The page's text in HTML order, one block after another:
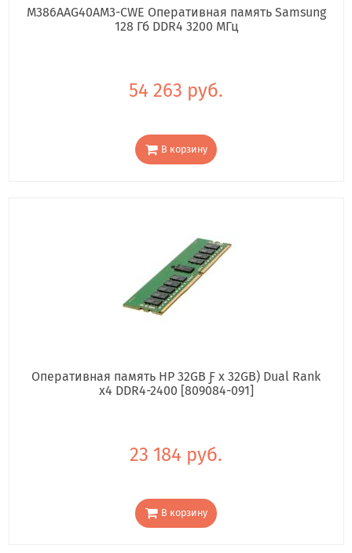
M386AAG40AM3-CWE Оперативная память Samsung
128 Гб DDR4 3200 МГц
54 263 руб.
В корзину
Оперативная память HP 32GB Ƒ x 32GB) Dual Rank
x4 DDR4-2400 [809084-091]
23 184 руб.
В корзину